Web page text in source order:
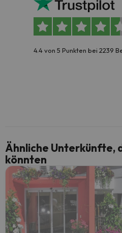
4.4 von 5 Punkten bei 2239
Ähnliche Unterkünfte,
könnten